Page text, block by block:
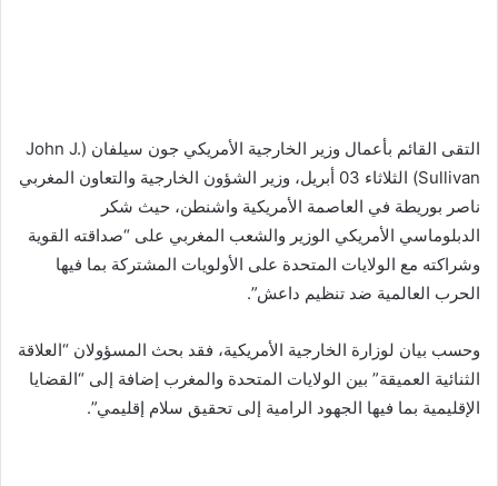
التقى القائم بأعمال وزير الخارجية الأمريكي جون سيلفان (John J.
Sullivan) الثلاثاء 03 أبريل، وزير الشؤون الخارجية والتعاون المغربي
ناصر بوريطة في العاصمة الأمريكية واشنطن، حيث شكر
الدبلوماسي الأمريكي الوزير والشعب المغربي على “صداقته القوية
وشراكته مع الولايات المتحدة على الأولويات المشتركة بما فيها
الحرب العالمية ضد تنظيم داعش”.
وحسب بيان لوزارة الخارجية الأمريكية، فقد بحث المسؤولان “العلاقة
الثنائية العميقة” بين الولايات المتحدة والمغرب إضافة إلى “القضايا
الإقليمية بما فيها الجهود الرامية إلى تحقيق سلام إقليمي”.